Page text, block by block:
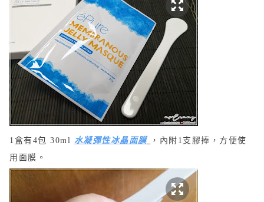
1盒有4包 30ml 水凝彈性冰晶面膜 ， 內附1支 膠捧 ， 方便使
用 面膜 。